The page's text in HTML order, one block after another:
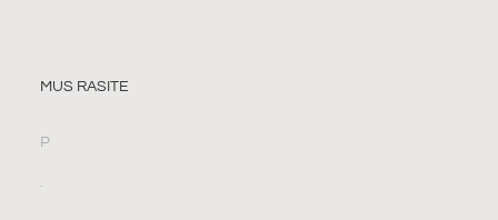
MUS RASITE
P
.